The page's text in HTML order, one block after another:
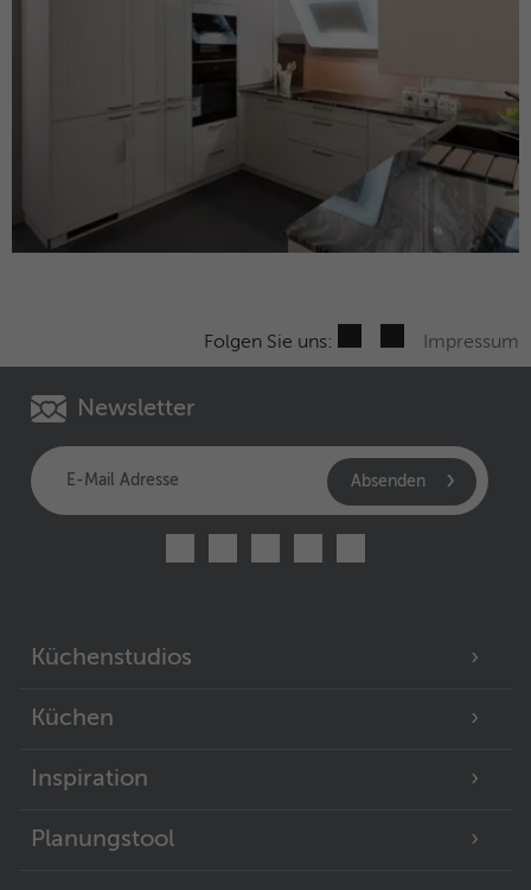
Folgen Sie uns: Impressum
Newsletter
Absenden
Küchen
Inspiration
Planungstool
Küchenstudios